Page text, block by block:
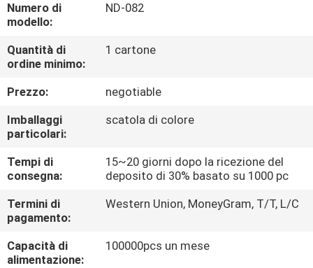
VISITA
DELLA
FABBRICA
CONTROLLO
DELLA
QUALITÀ
CONTATTACI
NOTIZIE
Numero di
modello:
ND-082
Quantità di
ordine minimo:
1 cartone
Prezzo:
negotiable
Imballaggi
particolari:
scatola di colore
Tempi di
consegna:
15~20 giorni dopo la ricezione del
deposito di 30% basato su 1000 pc
Termini di
pagamento:
Western Union, MoneyGram, T/T, L/C
Capacità di
alimentazione:
100000pcs un mese